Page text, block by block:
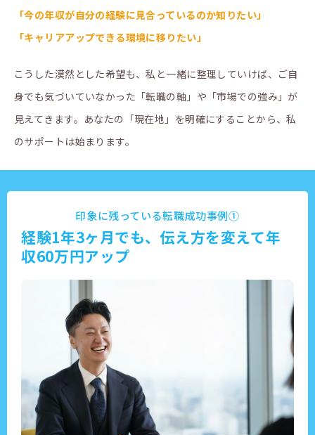
「今の年収が自分の経験に見合っているのか知りたい」
「キャリアアップできる環境に移りたい」
こうした漠然とした希望も、私と一緒に整理していけば、ご自
身でも気づいていなかった「転職の軸」や「市場での強み」が
見えてきます。あなたの「現在地」を明確にすることから、私
のサポートは始まります。
印象に残っている転職成功事例①
経験1年3ヶ月でも、伝え方を変えて年
収60万円アップ